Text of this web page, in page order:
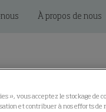
À propos de nous
», vous acceptez le stockage de
et contribuer à nos efforts de